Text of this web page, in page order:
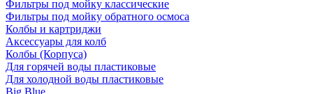
Фильтры под мойку классические
Фильтры под мойку обратного осмоса
Колбы и картриджи
Аксессуары для колб
Колбы (Корпуса)
Для горячей воды пластиковые
Для холодной воды пластиковые
Big Blue